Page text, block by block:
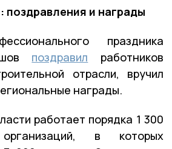
поздравления и награды
праздника
поздравил работников
отрасли, вручил
награды.
работает порядка 1 300
организаций, в которых